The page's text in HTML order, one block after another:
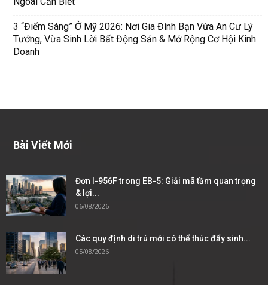
3 “Điểm Sáng” Ở Mỹ 2026: Nơi Gia Đình Bạn Vừa An Cư Lý
Tưởng, Vừa Sinh Lời Bất Động Sản & Mở Rộng Cơ Hội Kinh
Doanh
Bài Viết Mới
Đơn I-956F trong EB-5: Giải mã tầm quan trọng
& lợi...
06/08/2026
Các quy định di trú mới có thể thúc đẩy sinh...
05/08/2026